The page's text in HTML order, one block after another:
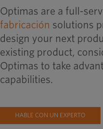
Optimas are a full-
fabricación solutions
design your next
existing product,
Optimas to take
capabilities.
HABLE CON UN EXPERTO